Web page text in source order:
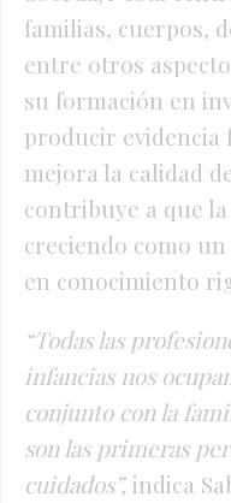
familias, cuerpos,
entre otros
su formación en
producir evidencia
mejora la calidad
contribuye a que
creciendo como
en conocimiento
“Todas las
infancias nos
conjunto con la
son las primeras
cuidados”,indica